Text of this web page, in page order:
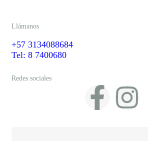
Llámanos
+57 3134088684
Tel: 8 7400680
Redes sociales